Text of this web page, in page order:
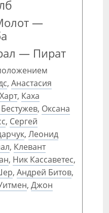
—
— Пират
, Анастасия
, Каха
, Оксана
, Сергей
, Леонид
, Клевант
, Ник Кассаветес,
, Андрей Битов,
, Джон